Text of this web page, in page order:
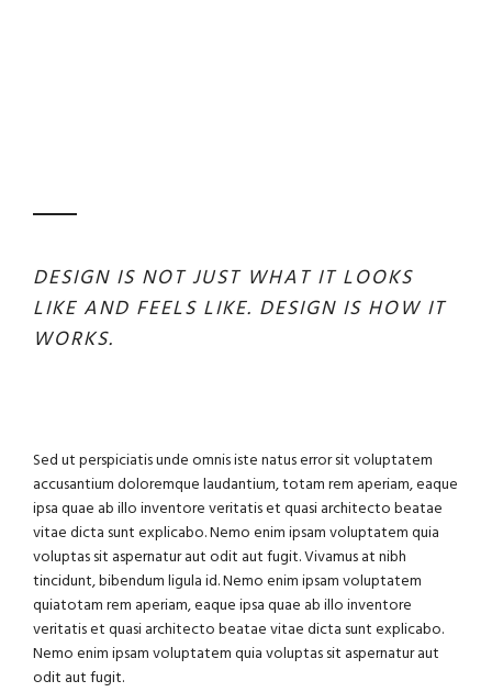
DESIGN IS NOT JUST WHAT IT LOOKS
LIKE AND FEELS LIKE. DESIGN IS HOW IT
WORKS.
Sed ut perspiciatis unde omnis iste natus error sit voluptatem
accusantium doloremque laudantium, totam rem aperiam, eaque
ipsa quae ab illo inventore veritatis et quasi architecto beatae
vitae dicta sunt explicabo. Nemo enim ipsam voluptatem quia
voluptas sit aspernatur aut odit aut fugit. Vivamus at nibh
tincidunt, bibendum ligula id. Nemo enim ipsam voluptatem
quiatotam rem aperiam, eaque ipsa quae ab illo inventore
veritatis et quasi architecto beatae vitae dicta sunt explicabo.
Nemo enim ipsam voluptatem quia voluptas sit aspernatur aut
odit aut fugit.